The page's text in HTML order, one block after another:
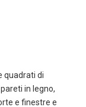
quadrati di
in legno,
e finestre e